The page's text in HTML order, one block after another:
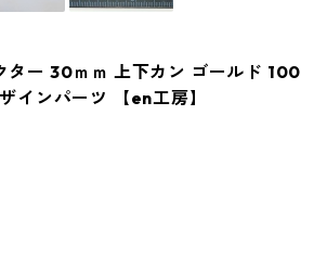
ター 30ｍｍ 上下カン ゴールド 100
インパーツ 【en工房】